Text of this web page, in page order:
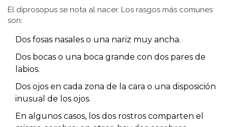
El diprosopus se nota al nacer. Los rasgos más comunes
son:
Dos fosas nasales o una nariz muy ancha.
Dos bocas o una boca grande con dos pares de
labios.
Dos ojos en cada zona de la cara o una disposición
inusual de los ojos.
En algunos casos, los dos rostros comparten el